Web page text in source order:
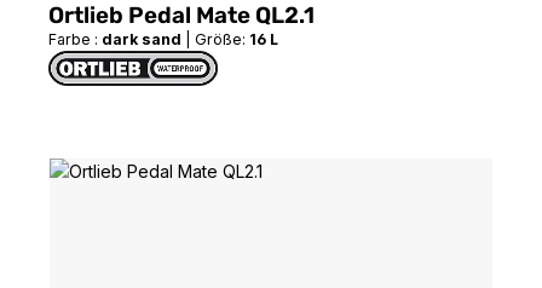
Ortlieb Pedal Mate QL2.1
Farbe : dark sand Größe: 16 L
Bildergalerie überspringen